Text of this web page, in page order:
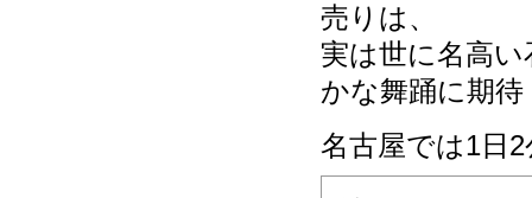
売りは、
実は世に名高
かな舞踊に期待
名古屋では1日